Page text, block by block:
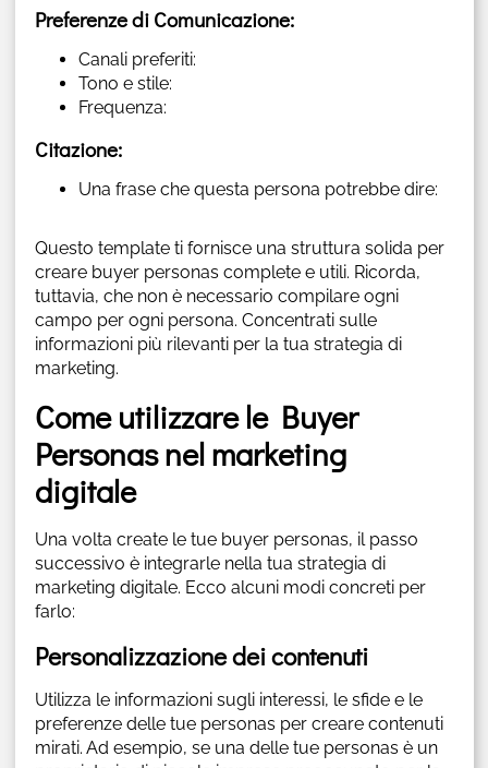
Preferenze di Comunicazione:
Canali preferiti:
Tono e stile:
Frequenza:
Citazione:
Una frase che questa persona potrebbe dire:
Questo template ti fornisce una struttura solida per
creare buyer personas complete e utili. Ricorda,
tuttavia, che non è necessario compilare ogni
campo per ogni persona. Concentrati sulle
informazioni più rilevanti per la tua strategia di
marketing.
Come utilizzare le Buyer
Personas nel marketing
digitale
Una volta create le tue buyer personas, il passo
successivo è integrarle nella tua strategia di
marketing digitale. Ecco alcuni modi concreti per
farlo:
Personalizzazione dei contenuti
Utilizza le informazioni sugli interessi, le sfide e le
preferenze delle tue personas per creare contenuti
mirati. Ad esempio, se una delle tue personas è un